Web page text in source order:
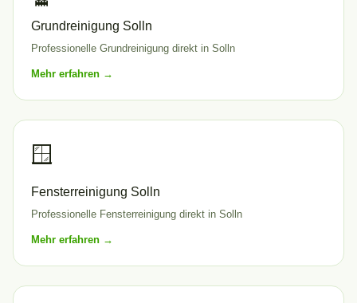
Grundreinigung Solln
Professionelle Grundreinigung direkt in Solln
Mehr erfahren →
🪟
Fensterreinigung Solln
Professionelle Fensterreinigung direkt in Solln
Mehr erfahren →